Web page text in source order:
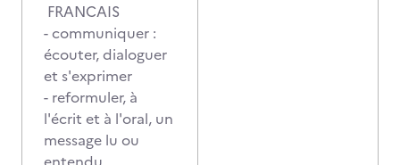
FRANCAIS
- communiquer :
écouter, dialoguer
et s'exprimer
- reformuler, à
l'écrit et à l'oral, un
message lu ou